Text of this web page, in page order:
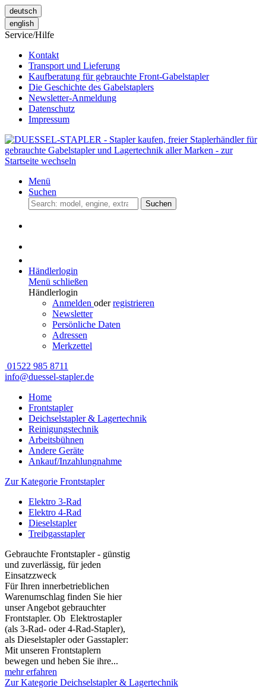
deutsch
english
Service/Hilfe
Kontakt
Transport und Lieferung
Kaufberatung für gebrauchte Front-Gabelstapler
Die Geschichte des Gabelstaplers
Newsletter-Anmeldung
Datenschutz
Impressum
Menü
Suchen
Suchen
Händlerlogin
Menü schließen
Händlerlogin
Anmelden oderregistrieren
Newsletter
Persönliche Daten
Adressen
Merkzettel
01522 985 8711
info@duessel-stapler.de
Home
Frontstapler
Deichselstapler & Lagertechnik
Reinigungstechnik
Arbeitsbühnen
Andere Geräte
Ankauf/Inzahlungnahme
Zur Kategorie Frontstapler
Elektro 3-Rad
Elektro 4-Rad
Dieselstapler
Treibgasstapler
Gebrauchte Frontstapler - günstig
und zuverlässig, für jeden
Einsatzzweck
Für Ihren innerbetrieblichen
Warenumschlag finden Sie hier
unser Angebot gebrauchter
Frontstapler. Ob Elektrostapler
(als 3-Rad- oder 4-Rad-Stapler),
als Dieselstapler oder Gasstapler:
Mit unseren Frontstaplern
bewegen und heben Sie ihre...
mehr erfahren
Zur Kategorie Deichselstapler & Lagertechnik